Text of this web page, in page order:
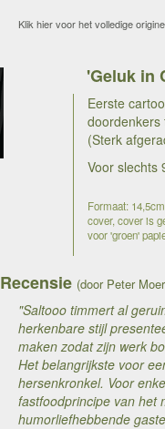
Klik hier voor het volledige
'Geluk in
Eerste
doordenkers
(Sterk
Voor slechts
Formaat:
cover, cover is
voor 'groen'
Recensie (door Peter
"Saltooo timmert al
herkenbare stijl
maken zodat zijn werk
Het belangrijkste voor
hersenkronkel. Voor
fastfoodprincipe van het
humorliefhebbende